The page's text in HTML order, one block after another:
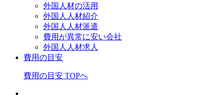
外国人材の活用
外国人人材紹介
外国人人材派遣
費用が異常に安い会社
外国人人材求人
費用の目安
費用の目安 TOPへ